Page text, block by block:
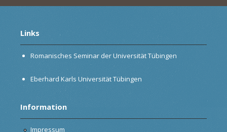
Links
Romanisches Seminar der Universität Tübingen
Eberhard Karls Universität Tübingen
Information
Impressum